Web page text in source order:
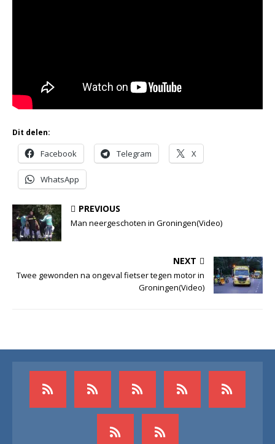
Dit delen:
Facebook Telegram X
WhatsApp
PREVIOUS
Man neergeschoten in Groningen(Video)
NEXT
Twee gewonden na ongeval fietser tegen motor in
Groningen(Video)